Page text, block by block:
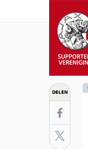
DELEN